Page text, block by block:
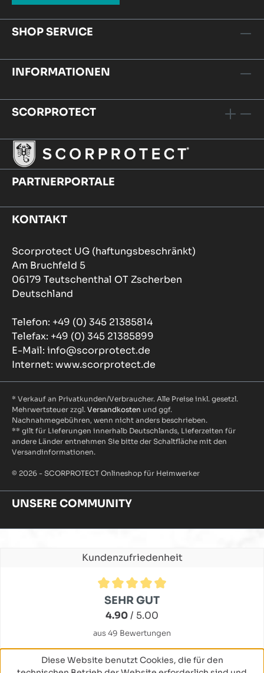
SHOP SERVICE
INFORMATIONEN
SCORPROTECT
PARTNERPORTALE
KONTAKT
Scorprotect UG (haftungsbeschränkt)
Am Bruchfeld 5
06179 Teutschenthal OT Zscherben
Deutschland
Telefon: +49 (0) 345 21385814
Telefax: +49 (0) 345 21385899
E-Mail: info@scorprotect.de
Internet: www.scorprotect.de
* Verkauf an Privatkunden/Verbraucher. Alle Preise inkl. gesetzl.
Mehrwertsteuer zzgl. Versandkosten und ggf.
Nachnahmegebühren, wenn nicht anders beschrieben.
** gilt für Lieferungen innerhalb Deutschlands, Lieferzeiten für
andere Länder entnehmen Sie bitte der Schaltfläche mit den
Versandinformationen.
© 2026 - SCORPROTECT Onlineshop für Heimwerker
UNSERE COMMUNITY
Kundenzufriedenheit
Durchschnittliche Bewertung von 4.9 von 5 Sternen
SEHR GUT
4.90/ 5.00
aus 49 Bewertungen
Diese Website benutzt Cookies, die für den